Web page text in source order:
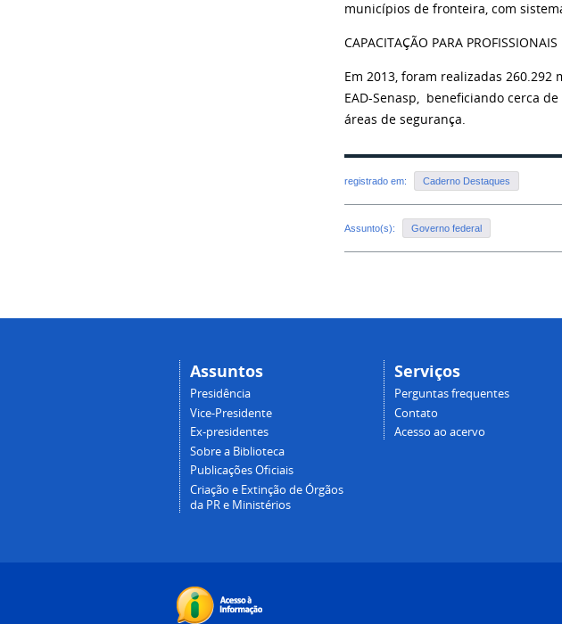
municípios de fronteira, com
CAPACITAÇÃO PARA
Em 2013, foram realizadas
EAD-Senasp, beneficiando cerca
áreas de segurança.
registrado em: Caderno Destaques
Assunto(s): Governo federal
Assuntos
Presidência
Vice-Presidente
Ex-presidentes
Sobre a Biblioteca
Publicações Oficiais
Criação e Extinção de Órgãos
da PR e Ministérios
Serviços
Perguntas frequentes
Contato
Acesso ao acervo